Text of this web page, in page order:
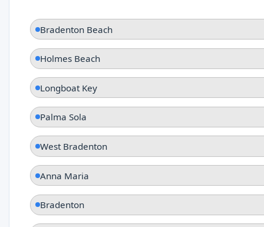
Bradenton Beach
Holmes Beach
Longboat Key
Palma Sola
West Bradenton
Anna Maria
Bradenton